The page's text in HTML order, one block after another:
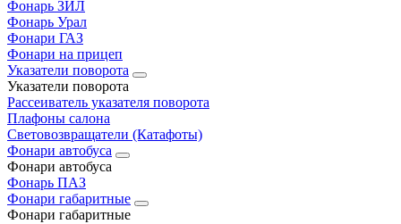
Фонарь ЗИЛ
Фонарь Урал
Фонари ГАЗ
Фонари на прицеп
Указатели поворота
Указатели поворота
Рассеиватель указателя поворота
Плафоны салона
Световозвращатели (Катафоты)
Фонари автобуса
Фонари автобуса
Фонарь ПАЗ
Фонари габаритные
Фонари габаритные